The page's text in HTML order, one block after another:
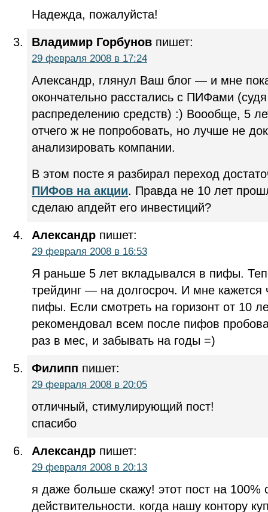
Надежда, пожалуйста!
Владимир Горбунов пишет:
29 февраля 2008 в 17:24
Александр, глянул Ваш блог — и мне
окончательно расстались с ПИФами
распределению средств) :) Воообще, 5
отчего ж не попробовать, но лучше не
анализировать компании.
В этом посте я разбирал переход
ПИФов на акции. Правда не 10 лет
сделаю апдейт его инвестиций?
Александр пишет:
29 февраля 2008 в 16:53
Я раньше 5 лет вкладывался в пифы.
трейдинг — на долгосроч. И мне кажется
пифы. Если смотреть на горизонт от 10
рекомендовал всем после пифов
раз в мес, и забывать на годы =)
Филипп пишет:
29 февраля 2008 в 20:05
отличный, стимулирующий пост!
спасибо
Александр пишет:
29 февраля 2008 в 20:13
я даже больше скажу! этот пост на 100%
действительности. когда нашу контору